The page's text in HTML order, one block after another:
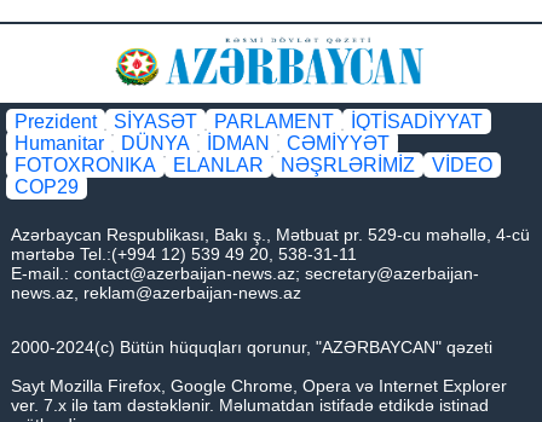
Prezident SİYASƏT PARLAMENT
İQTİSADİYYAT
Humanitar
DÜNYA İDMAN
CƏMİYYƏT
FOTOXRONIKA
ELANLAR NƏŞRLƏRİMİZ
VİDEO
COP29
Azərbaycan Respublikası, Bakı ş., Mətbuat pr. 529-cu məhəllə, 4-cü
mərtəbə Tel.:(+994 12) 539 49 20, 538-31-11
E-mail.: contact@azerbaijan-news.az; secretary@azerbaijan-
news.az, reklam@azerbaijan-news.az
2000-2024(c) Bütün hüquqları qorunur, "AZƏRBAYCAN" qəzeti
Sayt Mozilla Firefox, Google Chrome, Opera və Internet Explorer
ver. 7.x ilə tam dəstəklənir. Məlumatdan istifadə etdikdə istinad